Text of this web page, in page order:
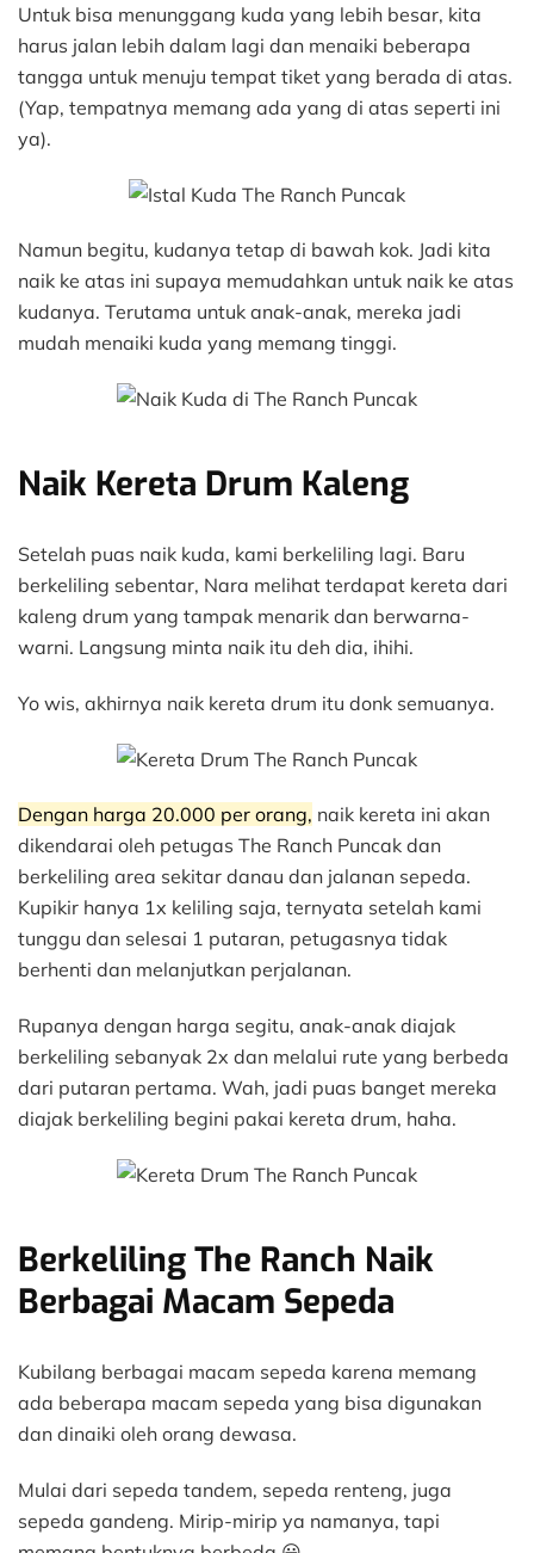
Untuk bisa menunggang kuda yang lebih besar, kita
harus jalan lebih dalam lagi dan menaiki beberapa
tangga untuk menuju tempat tiket yang berada di atas.
(Yap, tempatnya memang ada yang di atas seperti ini
ya).
Namun begitu, kudanya tetap di bawah kok. Jadi kita
naik ke atas ini supaya memudahkan untuk naik ke atas
kudanya. Terutama untuk anak-anak, mereka jadi
mudah menaiki kuda yang memang tinggi.
Naik Kereta Drum Kaleng
Setelah puas naik kuda, kami berkeliling lagi. Baru
berkeliling sebentar, Nara melihat terdapat kereta dari
kaleng drum yang tampak menarik dan berwarna-
warni. Langsung minta naik itu deh dia, ihihi.
Yo wis, akhirnya naik kereta drum itu donk semuanya.
Dengan harga 20.000 per orang, naik kereta ini akan
dikendarai oleh petugas The Ranch Puncak dan
berkeliling area sekitar danau dan jalanan sepeda.
Kupikir hanya 1x keliling saja, ternyata setelah kami
tunggu dan selesai 1 putaran, petugasnya tidak
berhenti dan melanjutkan perjalanan.
Rupanya dengan harga segitu, anak-anak diajak
berkeliling sebanyak 2x dan melalui rute yang berbeda
dari putaran pertama. Wah, jadi puas banget mereka
diajak berkeliling begini pakai kereta drum, haha.
Berkeliling The Ranch Naik
Berbagai Macam Sepeda
Kubilang berbagai macam sepeda karena memang
ada beberapa macam sepeda yang bisa digunakan
dan dinaiki oleh orang dewasa.
Mulai dari sepeda tandem, sepeda renteng, juga
sepeda gandeng. Mirip-mirip ya namanya, tapi